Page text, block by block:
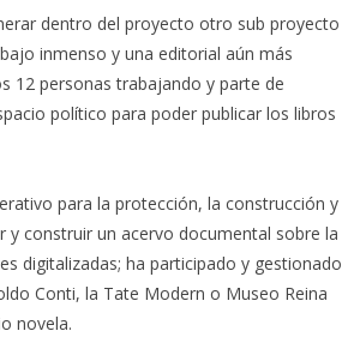
dentro del proyecto otro sub proyecto
inmenso y una editorial aún más
12 personas trabajando y parte de
político para poder publicar los libros
para la protección, la construcción y
construir un acervo documental sobre la
digitalizadas; ha participado y gestionado
Conti, la Tate Modern o Museo Reina
novela.